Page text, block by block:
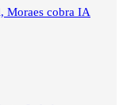
Moraes cobra IA